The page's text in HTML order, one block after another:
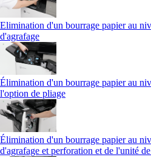
Elimination d'un bourrage papier au
d'agrafage
Élimination d'un bourrage papier au
l'option de pliage
Élimination d'un bourrage papier au
d'agrafage et perforation et de l'unité